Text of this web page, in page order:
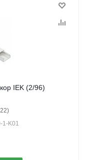
IEK (2/96)
1-K01